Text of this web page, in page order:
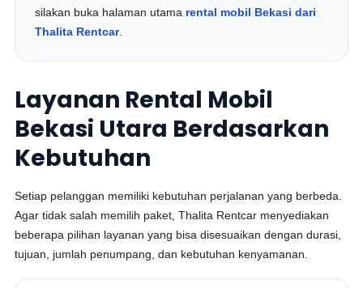
silakan buka halaman utama rental mobil Bekasi dari
Thalita Rentcar.
Layanan Rental Mobil
Bekasi Utara Berdasarkan
Kebutuhan
Setiap pelanggan memiliki kebutuhan perjalanan yang berbeda.
Agar tidak salah memilih paket, Thalita Rentcar menyediakan
beberapa pilihan layanan yang bisa disesuaikan dengan durasi,
tujuan, jumlah penumpang, dan kebutuhan kenyamanan.